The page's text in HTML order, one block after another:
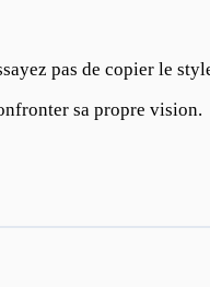
pas de copier le
sa propre vision.